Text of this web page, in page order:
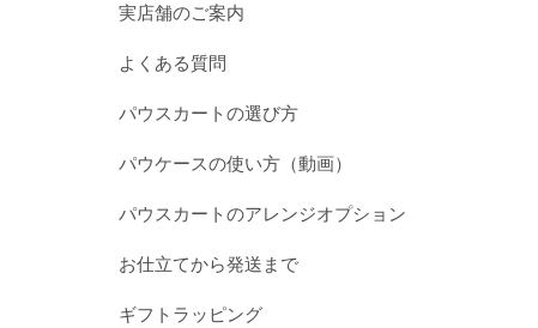
実店舗のご案内
よくある質問
パウスカートの選び方
パウケースの使い方（動画）
パウスカートのアレンジオプション
お仕立てから発送まで
ギフトラッピング